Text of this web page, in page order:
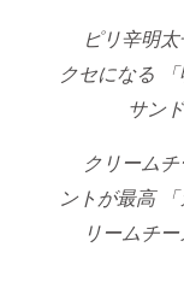
ピリ辛明太
クセになる
サン
クリームチ
ントが最高
リームチ